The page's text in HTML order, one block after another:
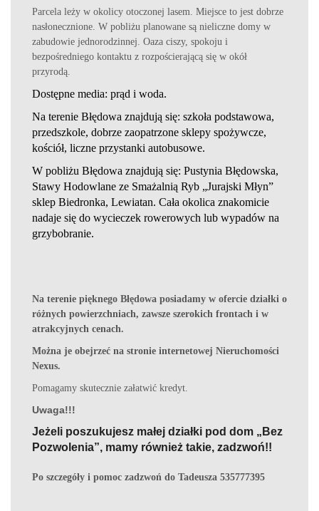
Parcela leży w okolicy otoczonej lasem. Miejsce to jest dobrze
nasłonecznione. W pobliżu planowane są nieliczne domy w
zabudowie jednorodzinnej. Oaza ciszy, spokoju i
bezpośredniego kontaktu z rozpościerającą się w okół
przyrodą.
Dostępne media: prąd i woda.
Na terenie Błędowa znajdują się: szkoła podstawowa,
przedszkole, dobrze zaopatrzone sklepy spożywcze,
kościół, liczne przystanki autobusowe.
W pobliżu Błędowa znajdują się: Pustynia Błędowska,
Stawy Hodowlane ze Smażalnią Ryb „Jurajski Młyn”
sklep Biedronka, Lewiatan. Cała okolica znakomicie
nadaje się do wycieczek rowerowych lub wypadów na
grzybobranie.
Na terenie pięknego Błędowa posiadamy w ofercie działki o
różnych powierzchniach, zawsze szerokich frontach i w
atrakcyjnych cenach.
Można je obejrzeć na stronie internetowej Nieruchomości
Nexus.
Pomagamy skutecznie załatwić kredyt.
Uwaga!!!
Jeżeli poszukujesz małej działki pod dom „Bez
Pozwolenia”, mamy również takie, zadzwoń!!
Po szczegóły i pomoc zadzwoń do Tadeusza 535777395